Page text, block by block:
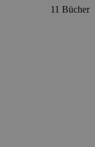
11 Bücher